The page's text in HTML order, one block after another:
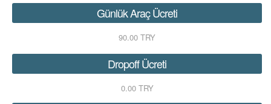
Günlük Araç Ücreti
90.00 TRY
Dropoff Ücreti
0.00 TRY